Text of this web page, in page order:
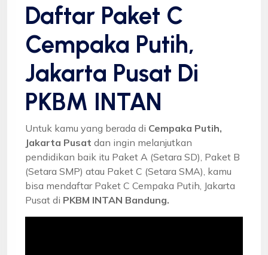
Daftar Paket C
Cempaka Putih,
Jakarta Pusat Di
PKBM INTAN
Untuk kamu yang berada di Cempaka Putih,
Jakarta Pusat dan ingin melanjutkan
pendidikan baik itu Paket A (Setara SD), Paket B
(Setara SMP) atau Paket C (Setara SMA), kamu
bisa mendaftar Paket C Cempaka Putih, Jakarta
Pusat di PKBM INTAN Bandung.